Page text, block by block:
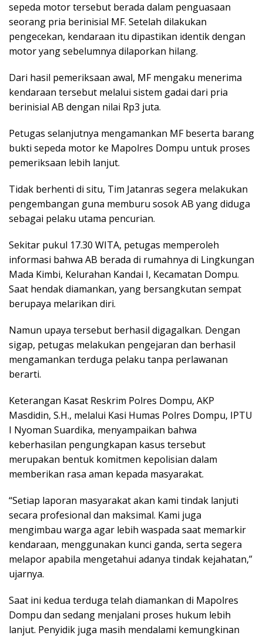
sepeda motor tersebut berada dalam penguasaan
seorang pria berinisial MF. Setelah dilakukan
pengecekan, kendaraan itu dipastikan identik dengan
motor yang sebelumnya dilaporkan hilang.
Dari hasil pemeriksaan awal, MF mengaku menerima
kendaraan tersebut melalui sistem gadai dari pria
berinisial AB dengan nilai Rp3 juta.
Petugas selanjutnya mengamankan MF beserta barang
bukti sepeda motor ke Mapolres Dompu untuk proses
pemeriksaan lebih lanjut.
Tidak berhenti di situ, Tim Jatanras segera melakukan
pengembangan guna memburu sosok AB yang diduga
sebagai pelaku utama pencurian.
Sekitar pukul 17.30 WITA, petugas memperoleh
informasi bahwa AB berada di rumahnya di Lingkungan
Mada Kimbi, Kelurahan Kandai I, Kecamatan Dompu.
Saat hendak diamankan, yang bersangkutan sempat
berupaya melarikan diri.
Namun upaya tersebut berhasil digagalkan. Dengan
sigap, petugas melakukan pengejaran dan berhasil
mengamankan terduga pelaku tanpa perlawanan
berarti.
Keterangan Kasat Reskrim Polres Dompu, AKP
Masdidin, S.H., melalui Kasi Humas Polres Dompu, IPTU
I Nyoman Suardika, menyampaikan bahwa
keberhasilan pengungkapan kasus tersebut
merupakan bentuk komitmen kepolisian dalam
memberikan rasa aman kepada masyarakat.
“Setiap laporan masyarakat akan kami tindak lanjuti
secara profesional dan maksimal. Kami juga
mengimbau warga agar lebih waspada saat memarkir
kendaraan, menggunakan kunci ganda, serta segera
melapor apabila mengetahui adanya tindak kejahatan,”
ujarnya.
Saat ini kedua terduga telah diamankan di Mapolres
Dompu dan sedang menjalani proses hukum lebih
lanjut. Penyidik juga masih mendalami kemungkinan